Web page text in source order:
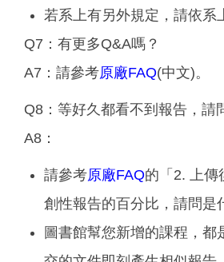
若系上有另外規定，請依系
Q7：有更多Q&A嗎？
A7：請參考原廠FAQ(中文)。
Q8：等好久都看不到報告，請
A8：
請參考原廠FAQ的「2. 上傳
創性報告的百分比，請問是
圖書館幫您新增的課程，都